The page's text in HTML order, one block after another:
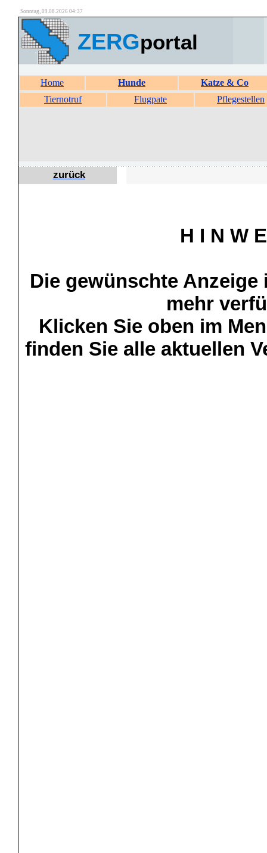
Sonntag, 09.08.2026 04:37
ZERGportal
Home Hunde
Katze & Co
Tiernotruf
Flugpate Pflegestellen
zurück
H I N W
Die gewünschte
mehr
Klicken Sie oben im
finden Sie alle aktuellen